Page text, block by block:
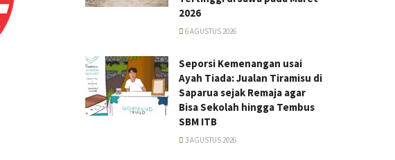
2026
6 AGUSTUS 2026
Seporsi Kemenangan usai
Ayah Tiada: Jualan Tiramisu di
Saparua sejak Remaja agar
Bisa Sekolah hingga Tembus
SBM ITB
3 AGUSTUS 2026